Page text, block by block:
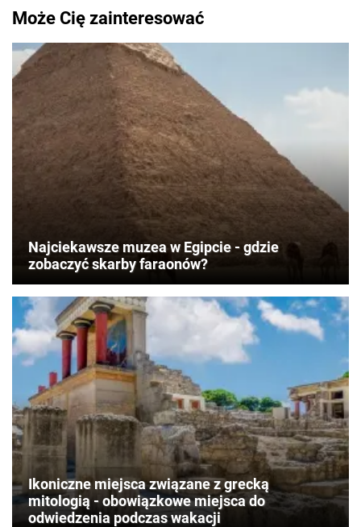
Może Cię zainteresować
Najciekawsze muzea w Egipcie - gdzie
zobaczyć skarby faraonów?
Ikoniczne miejsca związane z grecką
mitologią - obowiązkowe miejsca do
odwiedzenia podczas wakacji